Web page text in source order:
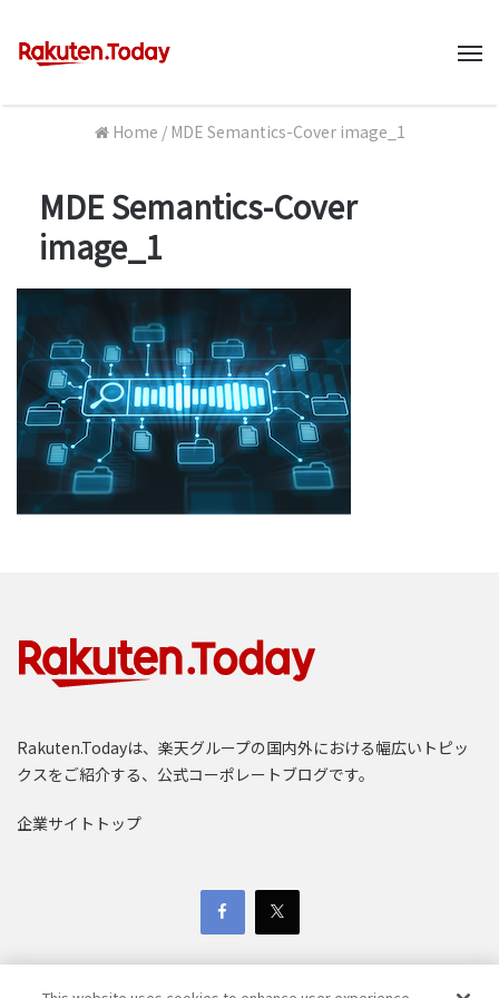
Home / MDE Semantics-Cover image_1
MDE Semantics-Cover
image_1
Rakuten.Todayは、楽天グループの国内外における幅広いトピッ
クスをご紹介する、公式コーポレートブログです。
企業サイトトップ